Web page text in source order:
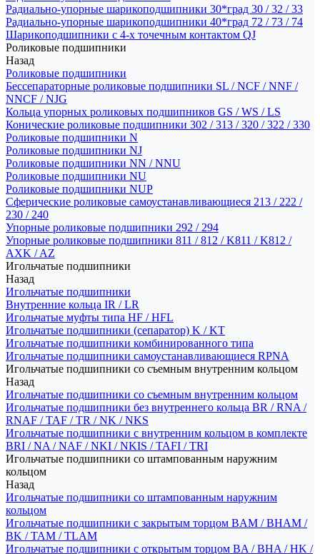
Радиально-упорные шарикоподшипники 30*град 30 / 32 / 33
Радиально-упорные шарикоподшипники 40*град 72 / 73 / 74
Шарикоподшипники с 4-х точечным контактом QJ
Роликовые подшипники
Назад
Роликовые подшипники
Бессепараторные роликовые подшипники SL / NCF / NNF /
NNCF / NJG
Кольца упорных роликовых подшипников GS / WS / LS
Конические роликовые подшипники 302 / 313 / 320 / 322 / 330
Роликовые подшипники N
Роликовые подшипники NJ
Роликовые подшипники NN / NNU
Роликовые подшипники NU
Роликовые подшипники NUP
Сферические роликовые самоустанавливающиеся 213 / 222 /
230 / 240
Упорные роликовые подшипники 292 / 294
Упорные роликовые подшипники 811 / 812 / K811 / K812 /
AXK / AZ
Игольчатые подшипники
Назад
Игольчатые подшипники
Внутренние кольца IR / LR
Игольчатые муфты типа HF / HFL
Игольчатые подшипники (сепаратор) K / KT
Игольчатые подшипники комбинированного типа
Игольчатые подшипники самоустанавливающиеся RPNA
Игольчатые подшипники со съемным внутренним кольцом
Назад
Игольчатые подшипники со съемным внутренним кольцом
Игольчатые подшипники без внутреннего кольца BR / RNA /
RNAF / TAF / TR / NK / NKS
Игольчатые подшипники с внутренним кольцом в комплекте
BRI / NA / NAF / NKI / NKIS / TAFI / TRI
Игольчатые подшипники со штампованным наружним
кольцом
Назад
Игольчатые подшипники со штампованным наружним
кольцом
Игольчатые подшипники с закрытым торцом BAM / BHAM /
BK / TAM / TLAM
Игольчатые подшипники с открытым торцом BA / BHA / HK /